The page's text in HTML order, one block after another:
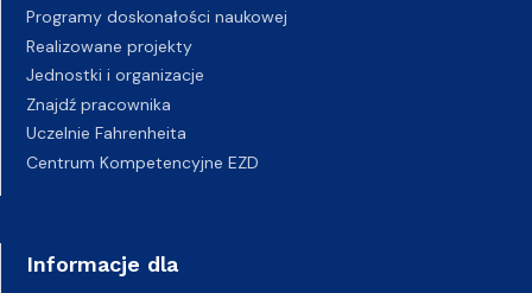
Programy doskonałości naukowej
Realizowane projekty
Jednostki i organizacje
Znajdź pracownika
Uczelnie Fahrenheita
Centrum Kompetencyjne EZD
Informacje dla